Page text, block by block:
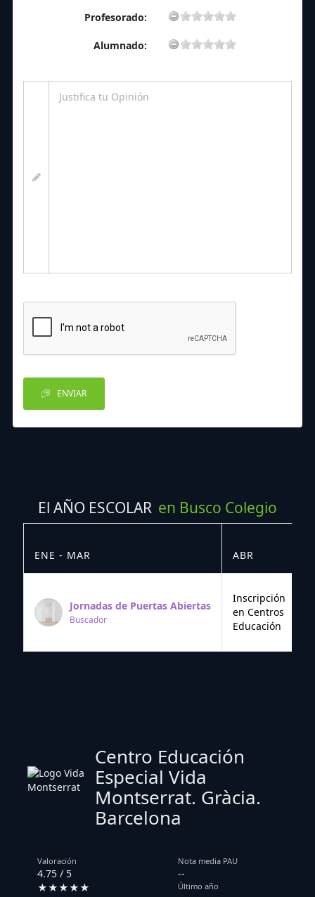
Profesorado:
Alumnado:
ENVIAR
El AÑO ESCOLAR en Busco Colegio
ENE - MAR ABR
Jornadas de Puertas Abiertas
Buscador
Inscripción
en Centros
Educación
Centro Educación
Especial Vida
Montserrat. Gràcia.
Barcelona
Valoración
4.75 / 5
★★★★★
Nota media PAU
--
Último año